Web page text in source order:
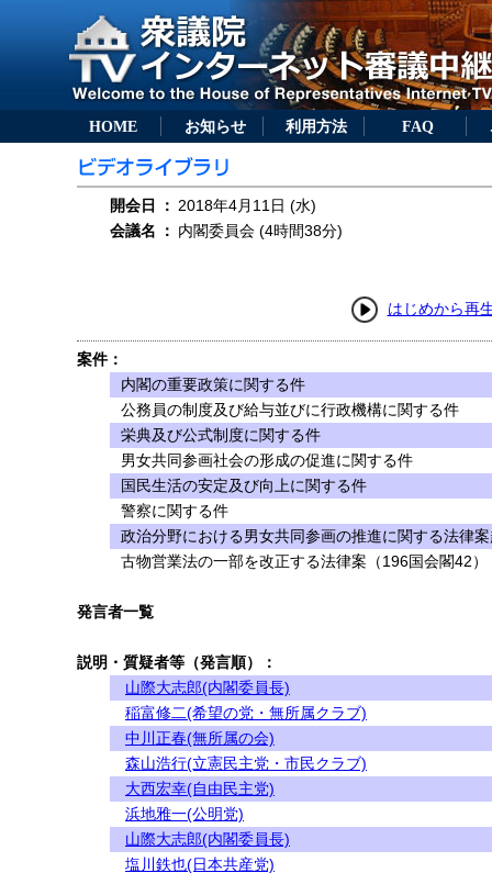
HOME お知らせ 利用方法 FAQ
開会日 ： 2018年4月11日 (水)
会議名
： 内閣委員会 (4時間38分)
はじめから再
案件：
内閣の重要政策に関する件
公務員の制度及び給与並びに行政機構に関する件
栄典及び公式制度に関する件
男女共同参画社会の形成の促進に関する件
国民生活の安定及び向上に関する件
警察に関する件
政治分野における男女共同参画の推進に関する法律
古物営業法の一部を改正する法律案（196国会閣42）
発言者一覧
説明・質疑者等（発言順）：
山際大志郎(内閣委員長)
稲富修二(希望の党・無所属クラブ)
中川正春(無所属の会)
森山浩行(立憲民主党・市民クラブ)
大西宏幸(自由民主党)
浜地雅一(公明党)
山際大志郎(内閣委員長)
塩川鉄也(日本共産党)